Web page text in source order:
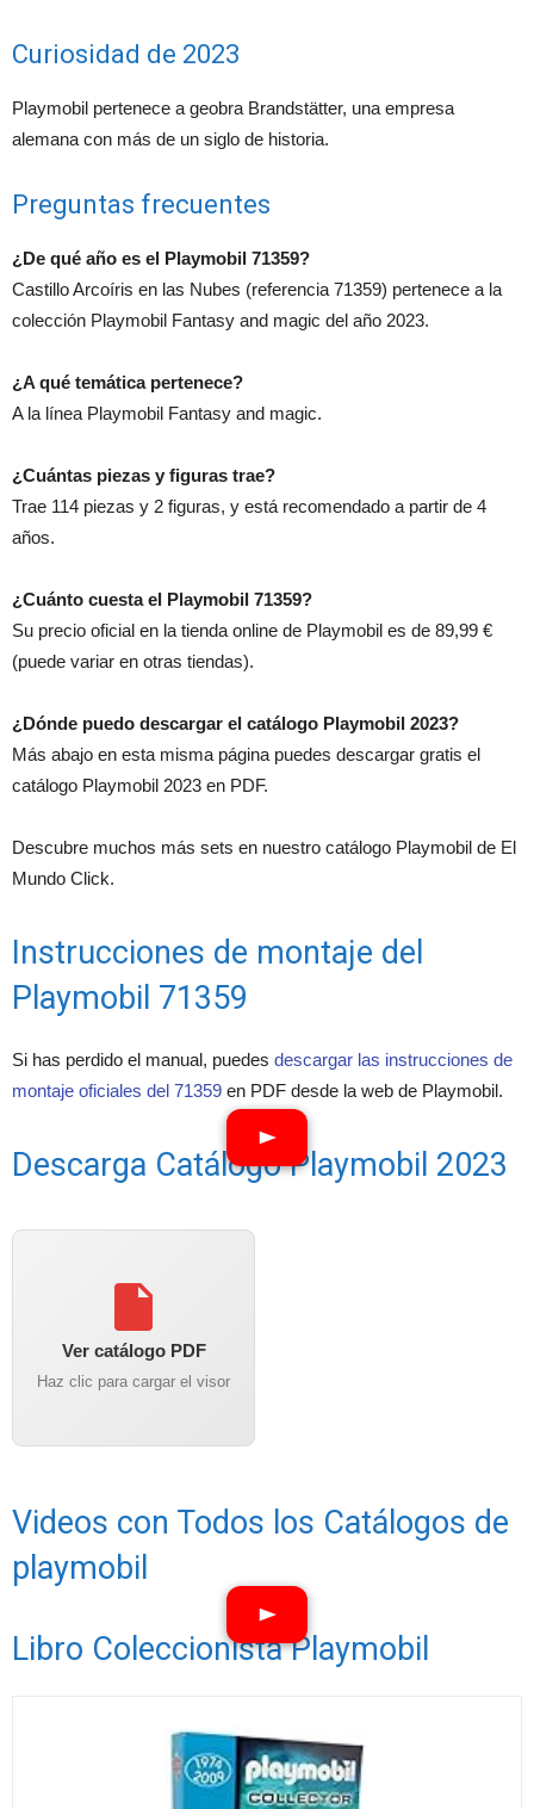
Curiosidad de 2023
Playmobil pertenece a geobra Brandstätter, una empresa
alemana con más de un siglo de historia.
Preguntas frecuentes
¿De qué año es el Playmobil 71359?
Castillo Arcoíris en las Nubes (referencia 71359) pertenece a la
colección Playmobil Fantasy and magic del año 2023.
¿A qué temática pertenece?
A la línea Playmobil Fantasy and magic.
¿Cuántas piezas y figuras trae?
Trae 114 piezas y 2 figuras, y está recomendado a partir de 4
años.
¿Cuánto cuesta el Playmobil 71359?
Su precio oficial en la tienda online de Playmobil es de 89,99 €
(puede variar en otras tiendas).
¿Dónde puedo descargar el catálogo Playmobil 2023?
Más abajo en esta misma página puedes descargar gratis el
catálogo Playmobil 2023 en PDF.
Descubre muchos más sets en nuestro catálogo Playmobil de El
Mundo Click.
Instrucciones de montaje del
Playmobil 71359
Si has perdido el manual, puedes descargar las instrucciones de
montaje oficiales del 71359 en PDF desde la web de Playmobil.
Descarga Catálogo Playmobil 2023
Ver catálogo PDF
Haz clic para cargar el visor
Videos con Todos los Catálogos de
playmobil
Libro Coleccionista Playmobil